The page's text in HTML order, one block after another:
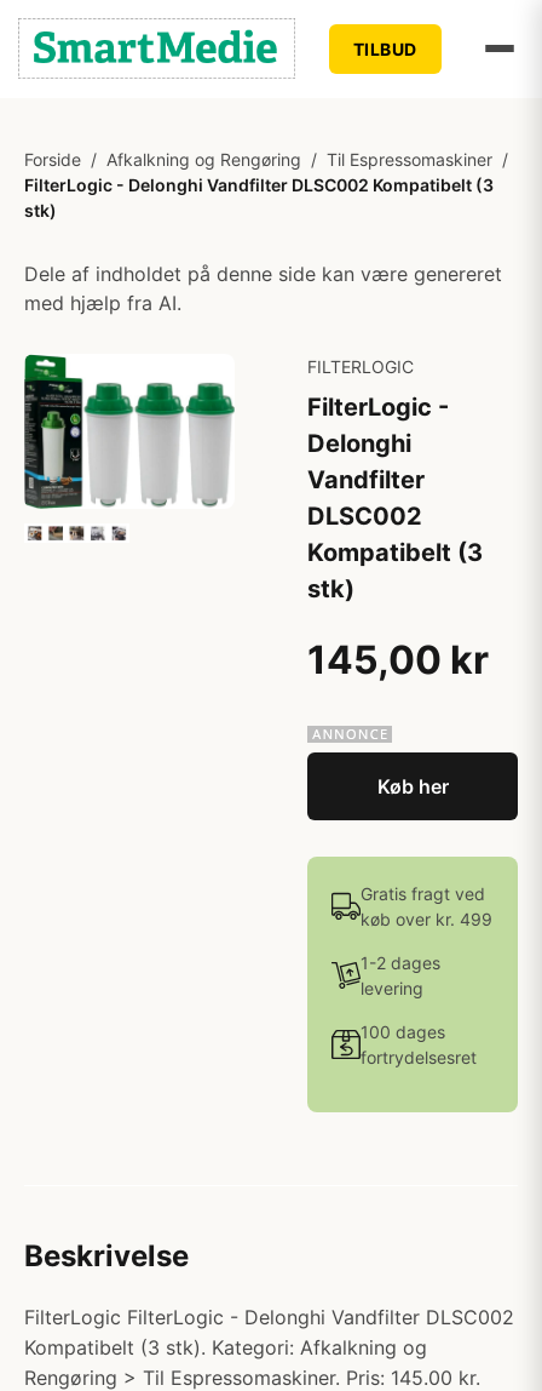
TILBUD
Forside / Afkalkning og Rengøring / Til Espressomaskiner /
FilterLogic - Delonghi Vandfilter DLSC002 Kompatibelt (3
stk)
Dele af indholdet på denne side kan være genereret
med hjælp fra AI.
FILTERLOGIC
FilterLogic -
Delonghi
Vandfilter
DLSC002
Kompatibelt (3
stk)
145,00 kr
Køb her
Gratis fragt ved
køb over kr. 499
1-2 dages
levering
100 dages
fortrydelsesret
Beskrivelse
FilterLogic FilterLogic - Delonghi Vandfilter DLSC002
Kompatibelt (3 stk). Kategori: Afkalkning og
Rengøring > Til Espressomaskiner. Pris: 145.00 kr.